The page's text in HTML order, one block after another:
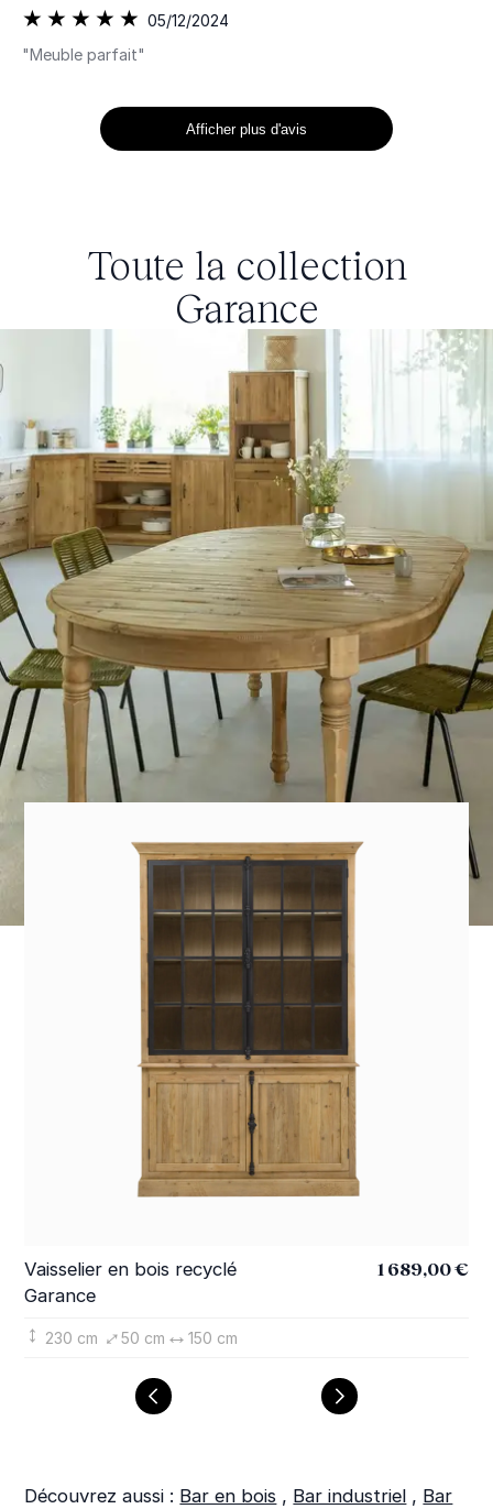
05/12/2024
"Meuble parfait"
Afficher plus d'avis
Toute la collection
Garance
Vaisselier en bois recyclé
Garance
1 689,00 €
230 cm 50 cm 150 cm
Découvrez aussi : Bar en bois , Bar industriel , Bar